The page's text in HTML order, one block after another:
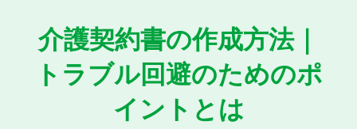
介護契約書の作成方法｜
トラブル回避のためのポ
イントとは